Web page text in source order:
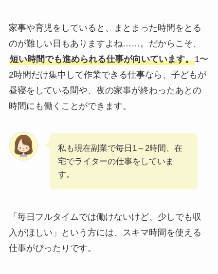
家事や育児をしていると、まとまった時間をとる
のが難しい日もありますよね……。だからこそ、
短い時間でも進められる仕事が向いています。1〜
2時間だけ集中して作業できる仕事なら、子どもが
昼寝をしている間や、夜の家事が終わったあとの
時間にも働くことができます。
私も現在副業で毎日1～2時間、在
宅でライターの仕事をしていま
す。
「毎日フルタイムでは働けないけど、少しでも収
入がほしい」という方には、スキマ時間を使える
仕事がぴったりです。